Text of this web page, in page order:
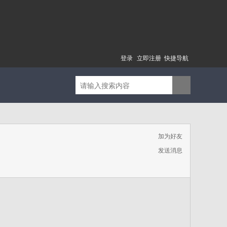
快捷导航
登录 立即注册
加为好友
发送消息